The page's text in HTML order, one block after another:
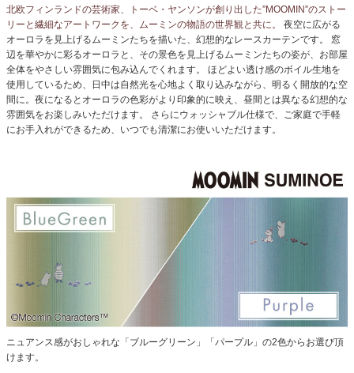
北欧フィンランドの芸術家、トーベ・ヤンソンが創り出した”MOOMIN”のストー
リーと繊細なアートワークを、ムーミンの物語の世界観と共に。
夜空に広がる
オーロラを見上げるムーミンたちを描いた、幻想的なレースカーテンです。
窓
辺を華やかに彩るオーロラと、その景色を見上げるムーミンたちの姿が、お部屋
全体をやさしい雰囲気に包み込んでくれます。
ほどよい透け感のボイル生地を
使用しているため、日中は自然光を心地よく取り込みながら、明るく開放的な空
間に。 夜になるとオーロラの色彩がより印象的に映え、昼間とは異なる幻想的な
雰囲気をお楽しみいただけます。
さらにウォッシャブル仕様で、ご家庭で手軽
にお手入れができるため、いつでも清潔にお使いいただけます。
ニュアンス感がおしゃれな「ブルーグリーン」「パープル」の2色からお選び頂
けます。